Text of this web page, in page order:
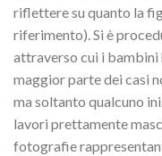
riflettere su quanto la
riferimento). Si è
attraverso cui i
maggior parte dei casi
ma soltanto qualcuno
lavori prettamente
fotografie